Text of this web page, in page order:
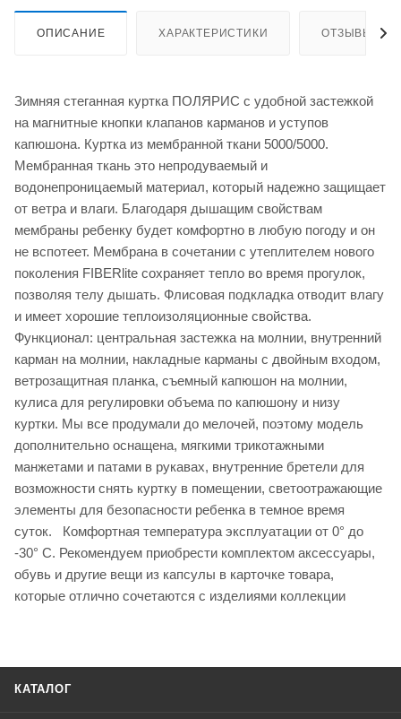
ОПИСАНИЕ ХАРАКТЕРИСТИКИ ОТЗЫВЫ
Зимняя стеганная куртка ПОЛЯРИС с удобной застежкой
на магнитные кнопки клапанов карманов и уступов
капюшона. Куртка из мембранной ткани 5000/5000.
Мембранная ткань это непродуваемый и
водонепроницаемый материал, который надежно защищает
от ветра и влаги. Благодаря дышащим свойствам
мембраны ребенку будет комфортно в любую погоду и он
не вспотеет. Мембрана в сочетании с утеплителем нового
поколения FIBERlite сохраняет тепло во время прогулок,
позволяя телу дышать. Флисовая подкладка отводит влагу
и имеет хорошие теплоизоляционные свойства.
Функционал: центральная застежка на молнии, внутренний
карман на молнии, накладные карманы с двойным входом,
ветрозащитная планка, съемный капюшон на молнии,
кулиса для регулировки объема по капюшону и низу
куртки. Мы все продумали до мелочей, поэтому модель
дополнительно оснащена, мягкими трикотажными
манжетами и патами в рукавах, внутренние бретели для
возможности снять куртку в помещении, светоотражающие
элементы для безопасности ребенка в темное время
суток. Комфортная температура эксплуатации от 0° до
-30° С. Рекомендуем приобрести комплектом аксессуары,
обувь и другие вещи из капсулы в карточке товара,
которые отлично сочетаются с изделиями коллекции
КАТАЛОГ